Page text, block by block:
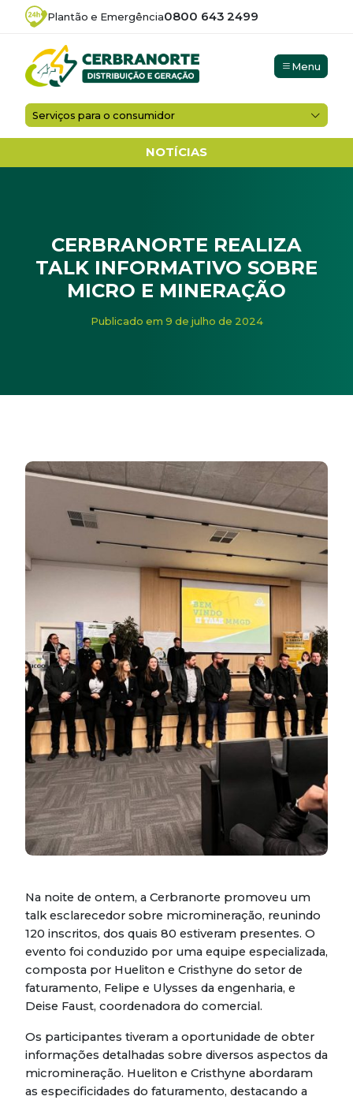
Plantão e Emergência0800 643 2499
Menu
Serviços para o consumidor
NOTÍCIAS
CERBRANORTE REALIZA
TALK INFORMATIVO SOBRE
MICRO E MINERAÇÃO
Noticias/ Cerbranorte realiza talk informativo
Publicado em 9 de julho de 2024
Na noite de ontem, a Cerbranorte promoveu um
talk esclarecedor sobre micromineração, reunindo
120 inscritos, dos quais 80 estiveram presentes. O
evento foi conduzido por uma equipe especializada,
composta por Hueliton e Cristhyne do setor de
faturamento, Felipe e Ulysses da engenharia, e
Deise Faust, coordenadora do comercial.
Os participantes tiveram a oportunidade de obter
informações detalhadas sobre diversos aspectos da
micromineração. Hueliton e Cristhyne abordaram
as especificidades do faturamento, destacando a